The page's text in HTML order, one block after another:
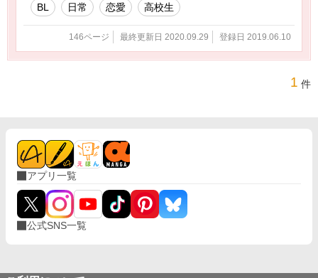
BL 日常 恋愛 高校生
146ページ 最終更新日 2020.09.29 登録日 2019.06.10
1 件
アプリ一覧
公式SNS一覧